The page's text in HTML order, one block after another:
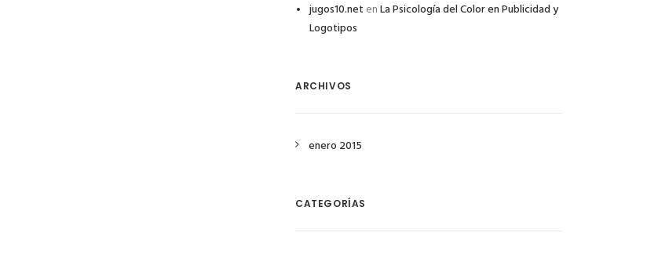
jugos10.net enLa Psicología del Color en Publicidad y
Logotipos
ARCHIVOS
enero 2015
CATEGORÍAS